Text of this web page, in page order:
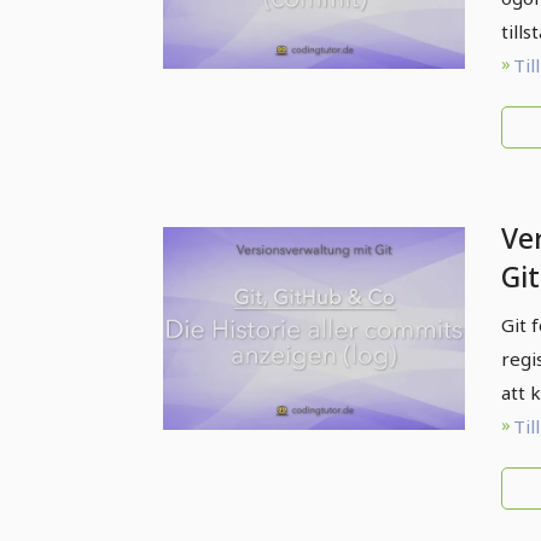
Git
att